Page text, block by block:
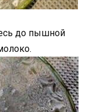
до пышной